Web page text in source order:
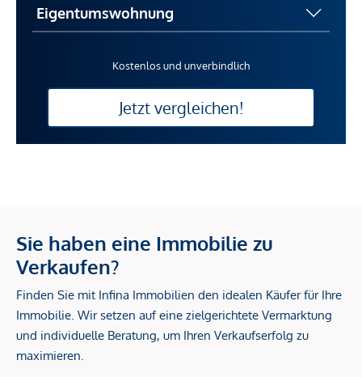
Kostenlos und unverbindlich
Jetzt vergleichen!
Sie haben eine Immobilie zu
Verkaufen?
Finden Sie mit Infina Immobilien den idealen Käufer für Ihre
Immobilie. Wir setzen auf eine zielgerichtete Vermarktung
und individuelle Beratung, um Ihren Verkaufserfolg zu
maximieren.